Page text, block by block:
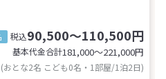
税込90,500～110,500円
基本代金合計181,000〜221,000円
(おとな2名 こども0名・1部屋/1泊2日)